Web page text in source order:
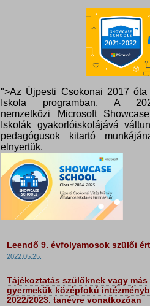
">Az Újpesti Csokonai 2017
Iskola programban. A
nemzetközi Microsoft
Iskolák gyakorlóiskolájává
pedagógusok kitartó
elnyertük.
Leendő 9. évfolyamosok szülői
2022.05.25.
Tájékoztatás szülőknek vagy
gyermekük középfokú
2022/2023. tanévre vonatkozóan